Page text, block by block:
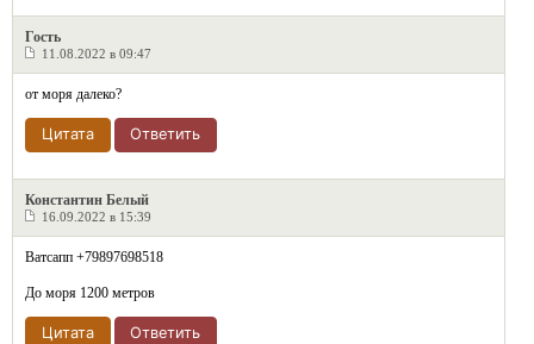
Гость
11.08.2022 в 09:47
от моря далеко?
Цитата Ответить
Константин Белый
16.09.2022 в 15:39
Ватсапп +79897698518
До моря 1200 метров
Цитата Ответить